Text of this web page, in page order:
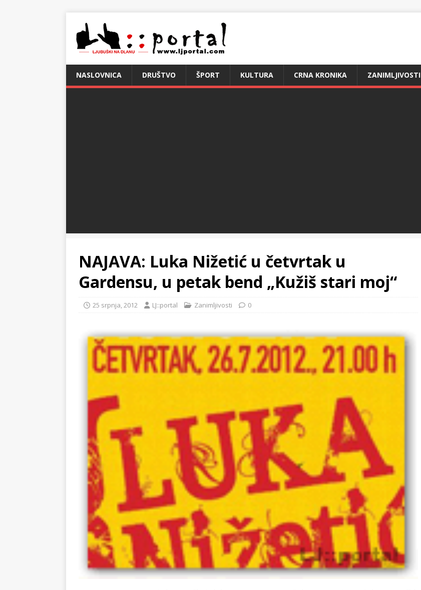
NASLOVNICA DRUŠTVO ŠPORT KULTURA CRNA KRONIKA ZANIMLJIVOSTI
NAJAVA: Luka Nižetić u četvrtak u
Gardensu, u petak bend „Kužiš stari moj“
25 srpnja, 2012 LJ::portal Zanimljivosti 0